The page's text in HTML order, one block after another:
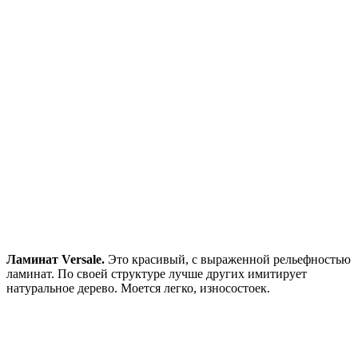
Ламинат Versale. Это красивый, с выраженной рельефностью
ламинат. По своей структуре лучше других имитирует
натуральное дерево. Моется легко, износостоек.